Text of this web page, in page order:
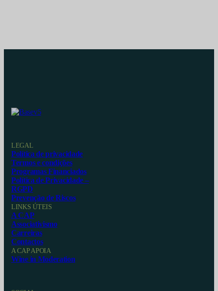
LEGAL
Política de privacidade
Termos e condições
Programas Financiados
Política de Privacidade –
RGPD
Prevenção de Riscos
LINKS ÚTEIS
A CAP
Associativismo
Carreiras
Contactos
A CAP APOIA
Wine in Moderation